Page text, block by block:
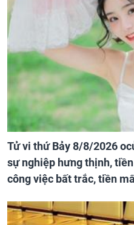
Tử vi thứ Bảy 8/8/2026
sự nghiệp hưng thịnh,
công việc bất trắc, tiền